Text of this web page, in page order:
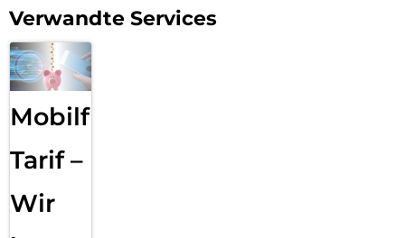
Verwandte Services
Mobilfunk
Tarif –
Wir